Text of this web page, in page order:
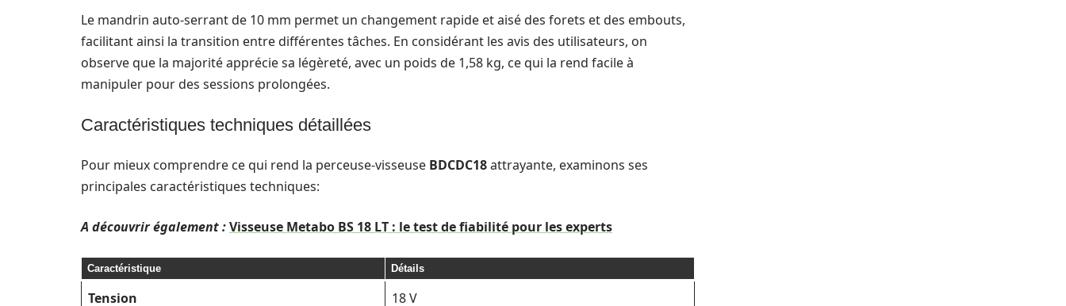
Le mandrin auto-serrant de 10 mm permet un changement rapide et aisé des forets et des embouts,
facilitant ainsi la transition entre différentes tâches. En considérant les avis des utilisateurs, on
observe que la majorité apprécie sa légèreté, avec un poids de 1,58 kg, ce qui la rend facile à
manipuler pour des sessions prolongées.
Caractéristiques techniques détaillées
Pour mieux comprendre ce qui rend la perceuse-visseuse BDCDC18attrayante, examinons ses
principales caractéristiques techniques:
A découvrir également :Visseuse Metabo BS 18 LT : le test de fiabilité pour les experts
Caractéristique Détails
Tension
18 V